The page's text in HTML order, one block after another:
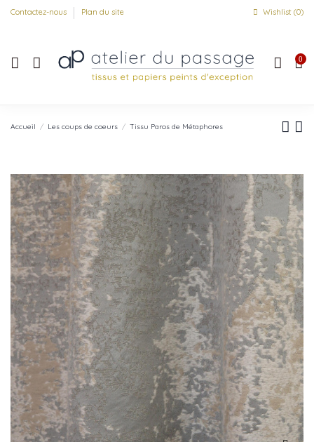
Contactez-nous Plan du site Wishlist (0)
0
Accueil Les coups de coeurs Tissu Paros de Métaphores